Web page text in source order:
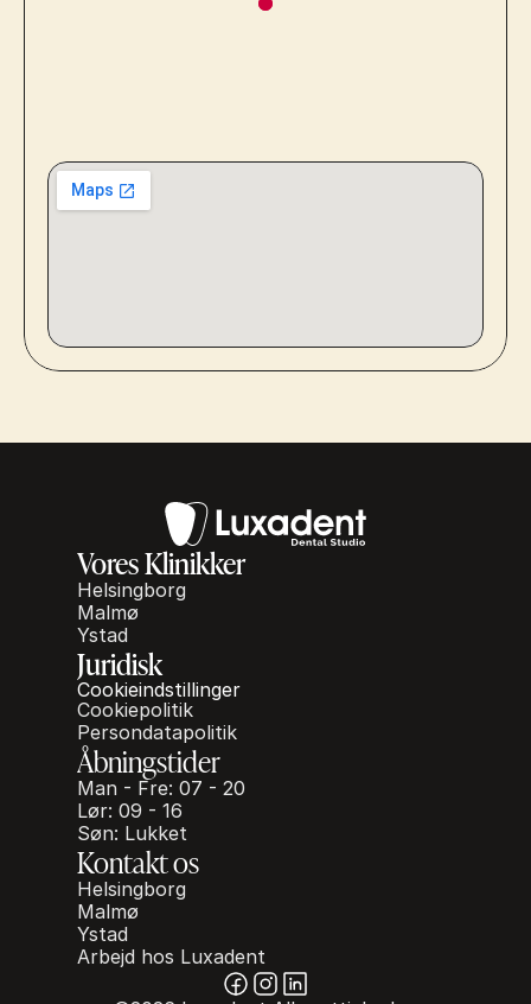
Vores Klinikker
Helsingborg
Malmø
Ystad
Juridisk
Cookieindstillinger
Cookiepolitik
Persondatapolitik
Åbningstider
Man - Fre: 07 - 20
Lør: 09 - 16
Søn: Lukket
Kontakt os
Helsingborg
Malmø
Ystad
Arbejd hos Luxadent